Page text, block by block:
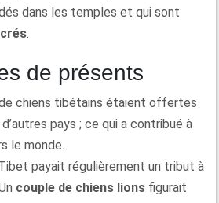
dans les temples et qui sont
.
de présents
chiens tibétains étaient offertes
d’autres pays ; ce qui a contribué à
le monde.
payait régulièrement un tribut à
couple de chiens lions figurait